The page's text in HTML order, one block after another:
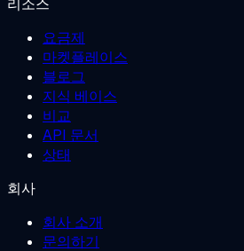
리소스
요금제
마켓플레이스
블로그
지식 베이스
비교
API 문서
상태
회사
회사 소개
문의하기